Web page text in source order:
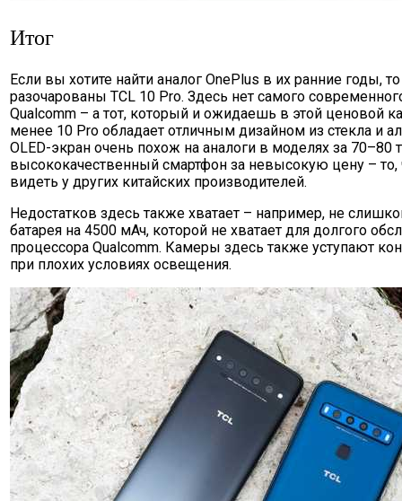
Итог
Если вы хотите найти аналог OnePlus в их ранние годы,
разочарованы TCL 10 Pro. Здесь нет самого
Qualcomm – а тот, который и ожидаешь в этой ценовой
менее 10 Pro обладает отличным дизайном из стекла и
OLED-экран очень похож на аналоги в моделях за 70–80
высококачественный смартфон за невысокую цену –
видеть у других китайских производителей.
Недостатков здесь также хватает – например, не
батарея на 4500 мАч, которой не хватает для долгого
процессора Qualcomm. Камеры здесь также уступают
при плохих условиях освещения.